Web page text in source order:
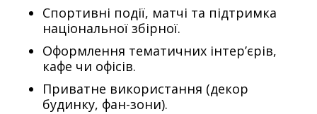
Спортивні події, матчі та підтримка
національної збірної.
Оформлення тематичних інтер’єрів,
кафе чи офісів.
Приватне використання (декор
будинку, фан-зони).